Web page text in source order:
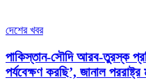
দেশের খবর
পাকিস্তান-সৌদি আরব-তুরস্ক
পর্যবেক্ষণ করছি’, জানাল পররাষ্ট্র